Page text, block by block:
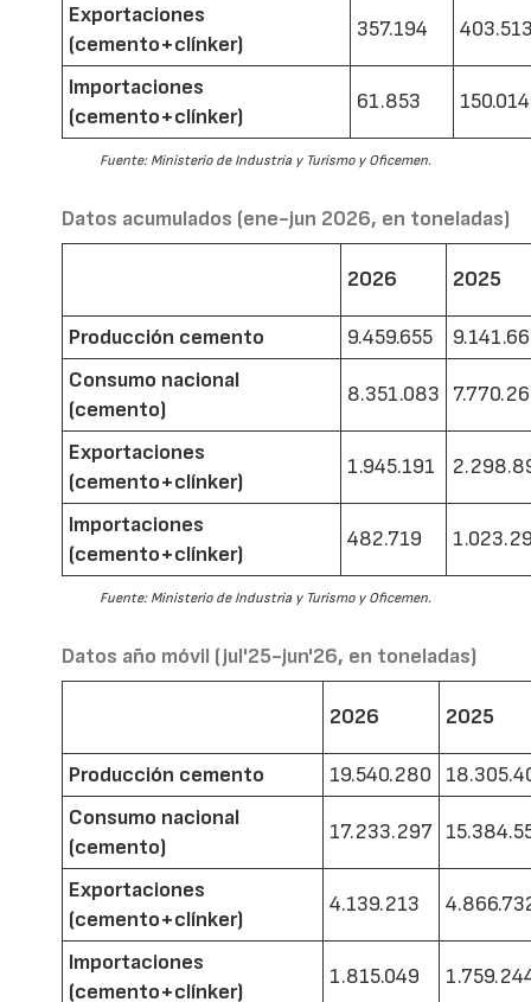
Exportaciones
(cemento+clínker)
357.194
Importaciones
(cemento+clínker)
61.853 150.014
Fuente: Ministerio de Industria y Turismo y Oficemen.
Datos acumulados (ene-jun 2026, en toneladas)
2026 2025
Producción cemento 9.459.655
Consumo nacional
(cemento)
8.351.083
Exportaciones
(cemento+clínker)
1.945.191
Importaciones
(cemento+clínker)
482.719
Fuente: Ministerio de Industria y Turismo y Oficemen.
Datos año móvil (jul'25-jun'26, en toneladas)
2026 2025
Producción cemento 19.540.280
Consumo nacional
(cemento)
17.233.297
Exportaciones
(cemento+clínker)
4.139.213
Importaciones
(cemento+clínker)
1.815.049